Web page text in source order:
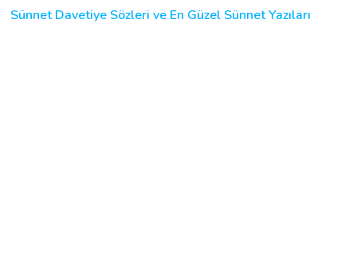
Sünnet Davetiye Sözleri ve En Güzel Sünnet Yazıları